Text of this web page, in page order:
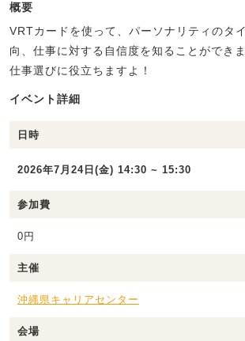
概要
VRTカードを使って、パーソナリティのタ
向、仕事に対する自信度を知ることができま
仕事選びに役立ちますよ！
イベント詳細
日時
2026年7月24日(金) 14:30 ~ 15:30
参加費
0円
主催
沖縄県キャリアセンター
会場